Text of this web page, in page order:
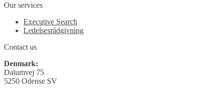
Our services
Executive Search
Ledelsesrådgivning
Contact us
Denmark:
Dalumvej 75
5250 Odense SV